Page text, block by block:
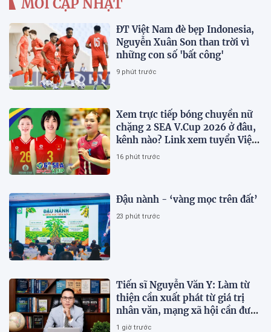
MỚI CẬP NHẬT
ĐT Việt Nam đè bẹp Indonesia,
Nguyễn Xuân Son than trời vì
những con số 'bất công'
9 phút trước
Xem trực tiếp bóng chuyền nữ
chặng 2 SEA V.Cup 2026 ở đâu,
kênh nào? Link xem tuyển Việt
Nam thi đấu
16 phút trước
Đậu nành - ‘vàng mọc trên đất’
23 phút trước
Tiến sĩ Nguyễn Văn Y: Làm từ
thiện cần xuất phát từ giá trị
nhân văn, mạng xã hội cần được
sử dụng bằng văn hóa và trách
1 giờ trước